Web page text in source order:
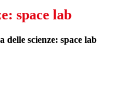
space lab
delle scienze: space lab